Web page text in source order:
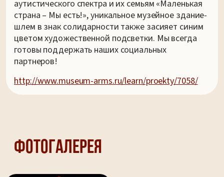
аутистического спектра и их семьям «Маленькая
страна – Мы есть!», уникальное музейное здание-
шлем в знак солидарности также засияет синим
цветом художественной подсветки. Мы всегда
готовы поддержать наших социальных
партнеров!
http://www.museum-arms.ru/learn/proekty/7058/
Фотогалерея